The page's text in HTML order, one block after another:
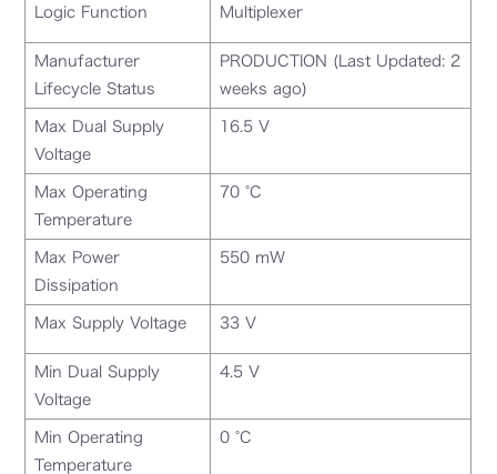
Logic Function Multiplexer
Manufacturer
Lifecycle Status
PRODUCTION (Last Updated: 2
weeks ago)
Max Dual Supply
Voltage
16.5 V
Max Operating
Temperature
70 °C
Max Power
Dissipation
550 mW
Max Supply Voltage 33 V
Min Dual Supply
Voltage
4.5 V
Min Operating
Temperature
0 °C